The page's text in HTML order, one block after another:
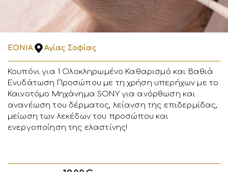
EONIA Αγίας Σοφίας
Κουπόνι για 1 Ολοκληρωμένο Καθαρισμό και Βαθιά
Ενυδάτωση Προσώπου με τη χρήση υπερήχων με το
Καινοτόμο Μηχάνημα SONY για ανόρθωση και
ανανέωση του δέρματος, λείανση της επιδερμίδας,
μείωση των λεκέδων του προσώπου και
ενεργοποίηση της ελαστίνης!